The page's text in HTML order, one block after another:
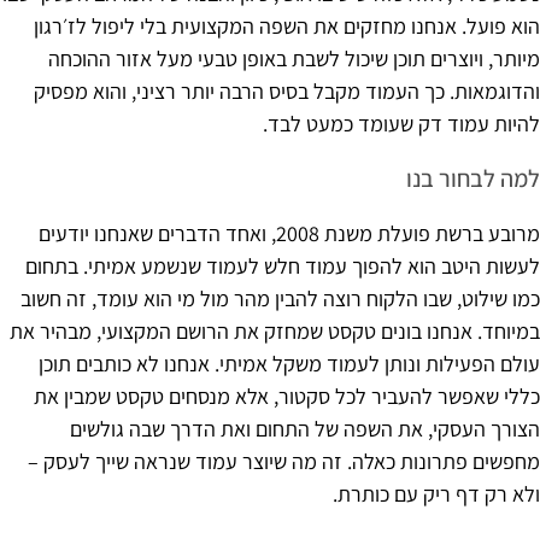
הוא פועל. אנחנו מחזקים את השפה המקצועית בלי ליפול לז׳רגון
מיותר, ויוצרים תוכן שיכול לשבת באופן טבעי מעל אזור ההוכחה
והדוגמאות. כך העמוד מקבל בסיס הרבה יותר רציני, והוא מפסיק
להיות עמוד דק שעומד כמעט לבד.
למה לבחור בנו
מרובע ברשת פועלת משנת 2008, ואחד הדברים שאנחנו יודעים
לעשות היטב הוא להפוך עמוד חלש לעמוד שנשמע אמיתי. בתחום
כמו שילוט, שבו הלקוח רוצה להבין מהר מול מי הוא עומד, זה חשוב
במיוחד. אנחנו בונים טקסט שמחזק את הרושם המקצועי, מבהיר את
עולם הפעילות ונותן לעמוד משקל אמיתי. אנחנו לא כותבים תוכן
כללי שאפשר להעביר לכל סקטור, אלא מנסחים טקסט שמבין את
הצורך העסקי, את השפה של התחום ואת הדרך שבה גולשים
מחפשים פתרונות כאלה. זה מה שיוצר עמוד שנראה שייך לעסק –
ולא רק דף ריק עם כותרת.